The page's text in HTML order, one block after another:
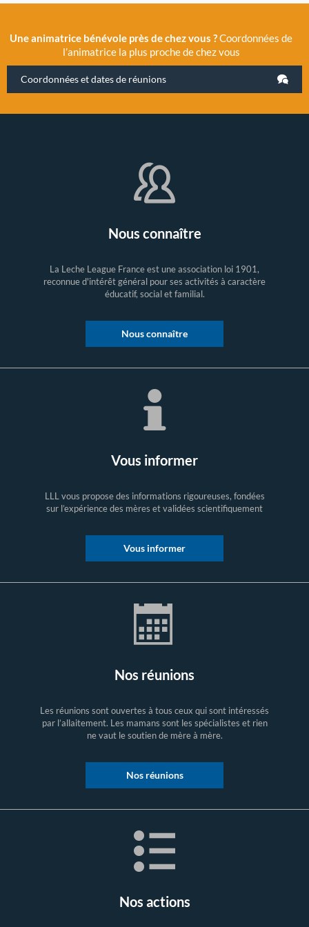
Une animatrice bénévole près de chez vous ?Coordonnées de
l’animatrice la plus proche de chez vous
Coordonnées et dates de réunions
Nous connaître
La Leche League France est une association loi 1901,
reconnue d'intérêt général pour ses activités à caractère
éducatif, social et familial.
Nous connaître
Vous informer
LLL vous propose des informations rigoureuses, fondées
sur l’expérience des mères et validées scientifiquement
Vous informer
Nos réunions
Les réunions sont ouvertes à tous ceux qui sont intéressés
par l’allaitement. Les mamans sont les spécialistes et rien
ne vaut le soutien de mère à mère.
Nos réunions
Nos actions